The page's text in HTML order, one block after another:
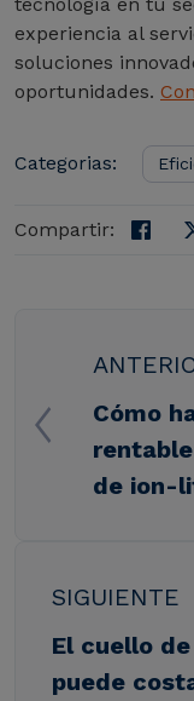
experiencia al
soluciones
oportunidades.
Categorias:
Compartir:
Cómo
de ion-
SIGUIENTE
El cuello
puede